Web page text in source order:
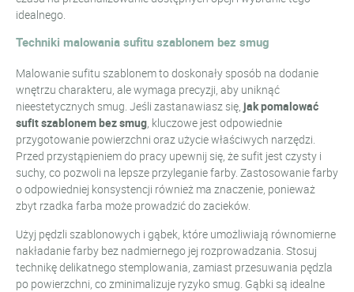
idealnego.
Techniki malowania sufitu szablonem bez smug
Malowanie sufitu szablonem to doskonały sposób na dodanie
wnętrzu charakteru, ale wymaga precyzji, aby uniknąć
nieestetycznych smug. Jeśli zastanawiasz się, jak pomalować
sufit szablonem bez smug, kluczowe jest odpowiednie
przygotowanie powierzchni oraz użycie właściwych narzędzi.
Przed przystąpieniem do pracy upewnij się, że sufit jest czysty i
suchy, co pozwoli na lepsze przyleganie farby. Zastosowanie farby
o odpowiedniej konsystencji również ma znaczenie, ponieważ
zbyt rzadka farba może prowadzić do zacieków.
Użyj pędzli szablonowych i gąbek, które umożliwiają równomierne
nakładanie farby bez nadmiernego jej rozprowadzania. Stosuj
technikę delikatnego stemplowania, zamiast przesuwania pędzla
po powierzchni, co zminimalizuje ryzyko smug. Gąbki są idealne